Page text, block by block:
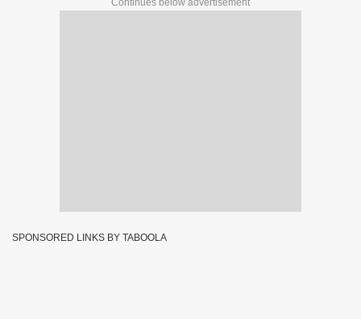
Continues below advertisement
SPONSORED LINKS BY TABOOLA